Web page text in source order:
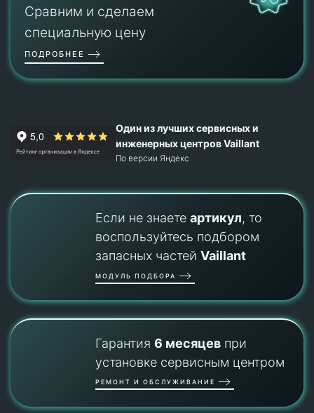
Сравним и сделаем
специальную цену
ПОДРОБНЕЕ
Один из лучших сервисных и
инженерных центров Vaillant
По версии Яндекс
Если не знаете артикул, то
воспользуйтесь подбором
запасных частей Vaillant
МОДУЛЬ ПОДБОРА
Гарантия 6 месяцевпри
установке сервисным центром
РЕМОНТ И ОБСЛУЖИВАНИЕ